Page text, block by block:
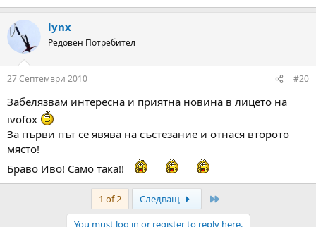
lynx
Редовен Потребител
27 Септември 2010 #20
Забелязвам интересна и приятна новина в лицето на
ivofox
За първи път се явява на състезание и отнася второто
място!
Браво Иво! Само така!!
1 of 2 Следващ
You must log in or register to reply here.